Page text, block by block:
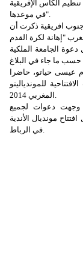
الكأس الإفريقية
في موعدها".
افريقية ذكرت أن
"إهانة لكرة القدم
الجامعة الملكية
عيسى حياتو، حاضرا
للموندياليتو
المغربي 2014.
وجهت دعوات لجميع
مونديال الأندية
في الرباط.